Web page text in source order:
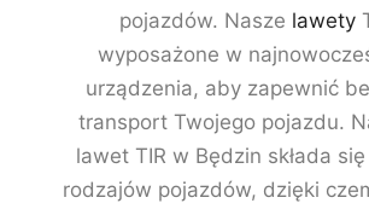
pojazdów. Nasze lawety
wyposażone w
urządzenia, aby zapewnić
transport Twojego pojazdu.
lawet TIR w Będzin składa
rodzajów pojazdów, dzięki